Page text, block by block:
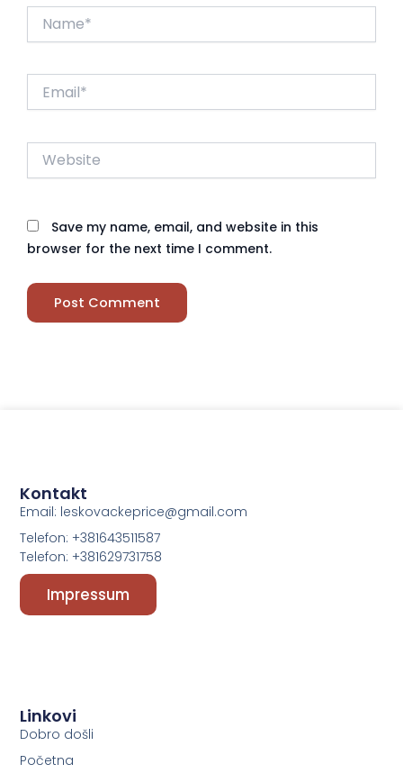
Website
Save my name, email, and website in this
browser for the next time I comment.
Linkovi
Dobro došli
Početna
Kontakt
Email: leskovackeprice@gmail.com
Telefon: +381643511587
Telefon: +381629731758
Impressum